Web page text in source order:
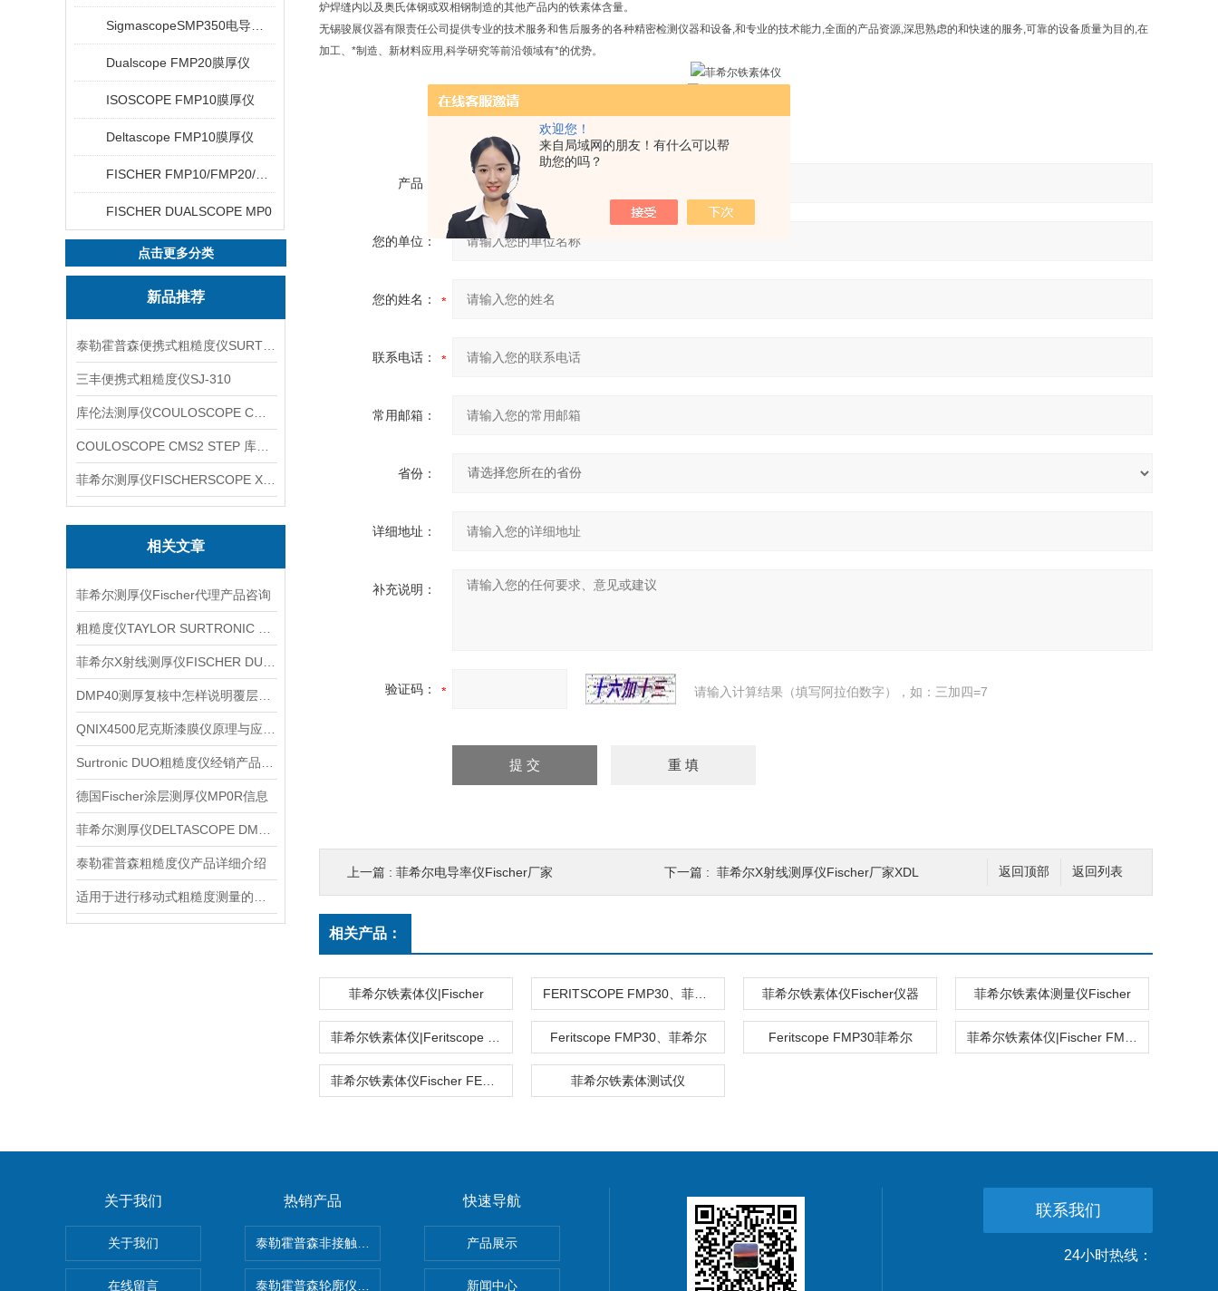
欢迎您！
来自局域网的朋友！有什么可以帮
助您的吗？
Dualscope FMP20膜厚仪
ISOSCOPE FMP10膜厚仪
Deltascope FMP10膜厚仪
FISCHER DUALSCOPE MP0
点击更多分类
新品推荐
三丰便携式粗糙度仪SJ-310
相关文章
菲希尔测厚仪Fischer代理产品咨询
德国Fischer涂层测厚仪MP0R信息
泰勒霍普森粗糙度仪产品详细介绍
炉焊缝内以及奥氏体钢或双相钢制造的其他产品内的铁素体含量。
无锡骏展仪器有限责任公司提供专业的技术服务和售后服务的各种精密检测仪器和设备,和专业的技术能力,全面的产品资源,深思熟虑的和快速的服务,可靠的设备质量为目的,在
加工、*制造、新材料应用,科学研究等前沿领域有*的优势。
产品：
您的单位：
您的姓名：
联系电话：
常用邮箱：
省份：
详细地址：
补充说明：
验证码： 请输入计算结果（填写阿拉伯数字），如：三加四=7
返回列表
返回顶部
上一篇 : 菲希尔电导率仪Fischer厂家 下一篇 : 菲希尔X射线测厚仪Fischer厂家XDL
相关产品：
菲希尔铁素体仪|Fischer 菲希尔铁素体仪Fischer仪器 菲希尔铁素体测量仪Fischer
Feritscope FMP30、菲希尔 Feritscope FMP30菲希尔
菲希尔铁素体测试仪
关于我们
关于我们
在线留言
热销产品
泰勒霍普森非接触式轮廓仪LUPHOScan 850 HD
泰勒霍普森轮廓仪|TAYLOR HOBSON
快速导航
产品展示
新闻中心
联系我们
24小时热线：